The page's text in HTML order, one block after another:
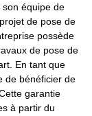
son équipe de
de pose de
possède
de pose de
En tant que
de bénéficier de
garantie
à partir du